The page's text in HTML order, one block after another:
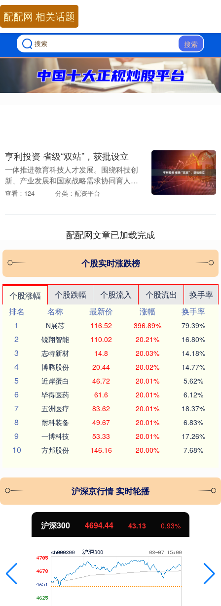
搜索
配配网 相关话题
亨利投资 省级“双站”，获批设立
一体推进教育科技人才发展。围绕科技创
新、产业发展和国家战略需求协同育人亨
利投资，优化高校布局、分类推进改革、
国家交叉学科中....
查看：124 分类：配资平台
配配网文章已加载完成
个股实时涨跌榜
个股涨幅 个股跌幅 个股流入 个股流出
换手率
排名
名称 最新价 涨幅
换手率
1
N展芯 116.52 396.89% 79.39%
2 锐翔智能 110.02 20.21% 16.80%
3 志特新材 14.8 20.03% 14.18%
4 博腾股份 20.44 20.02% 14.77%
5 近岸蛋白 46.72 20.01% 5.62%
6 毕得医药 61.6 20.01% 6.12%
7 五洲医疗 83.62 20.01% 18.37%
8 耐科装备 49.67 20.01% 6.83%
9 一博科技 53.33 20.01% 17.26%
10 方邦股份 146.16 20.00% 7.68%
沪深京行情 实时轮播
沪深300 4694.44 43.13 0.93%